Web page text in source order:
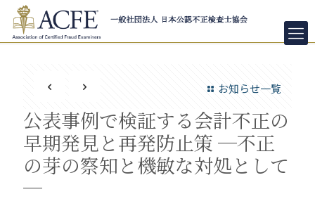
お知らせ一覧
公表事例で検証する会計不正の
早期発見と再発防止策 ─不正
の芽の察知と機敏な対処として
─